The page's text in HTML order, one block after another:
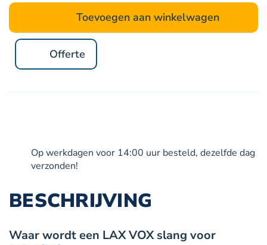
slang
|
Bubbelslang
aantal
Toevoegen aan winkelwagen
Offerte
Op werkdagen voor 14:00 uur besteld, dezelfde dag
verzonden!
BESCHRIJVING
Waar wordt een LAX VOX slang voor